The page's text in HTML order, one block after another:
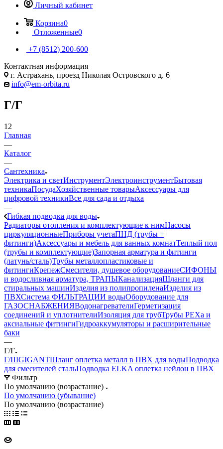
Личный кабинет
Корзина0
Отложенные0
+7 (8512) 200-600
Контактная информация
г. Астрахань, проезд Николая Островского д. 6
info@em-orbita.ru
Г/Г
12
Главная
—
Каталог
—
Сантехника
Электрика и светИнструментЭлектроинструментБытовая
техникаПосудаХозяйственные товарыАксессуары для
цифровой техникиВсе для сада и отдыха
—
Гибкая подводка для воды
Радиаторы отопления и комплектующие к нимНасосы
циркуляционныеПриборы учетаПНД (трубы +
фитинги)Аксессуары и мебель для ванных комнатТеплый пол
(трубы и комплектующие)Запорная арматура и фитинги
(латунь/сталь)Трубы металлопластиковые и
фитингиКрепежСмесители, душевое оборудованиеСИФОНЫ
и водосливная арматура, ТРАПЫКанализацияШланги для
стиральных машинИзделия из полипропиленаИзделия из
ПВХСистема ФИЛЬТРАЦИИ водыОборудование для
ГАЗОСНАБЖЕНИЯВодонагревателиГерметизация
соединений и уплотнителиИзоляция для трубТрубы PEXa и
аксиальные фитингиГидроаккумуляторы и расширительные
баки
—
Г/Г
Г/ШGIGANTШланг оплетка металл в ПВХ для водыПодводка
для смесителей стальПодводка ELKA оплетка нейлон в ПВХ
Фильтр
По умолчанию (возрастание)
По умолчанию (убывание)
По умолчанию (возрастание)